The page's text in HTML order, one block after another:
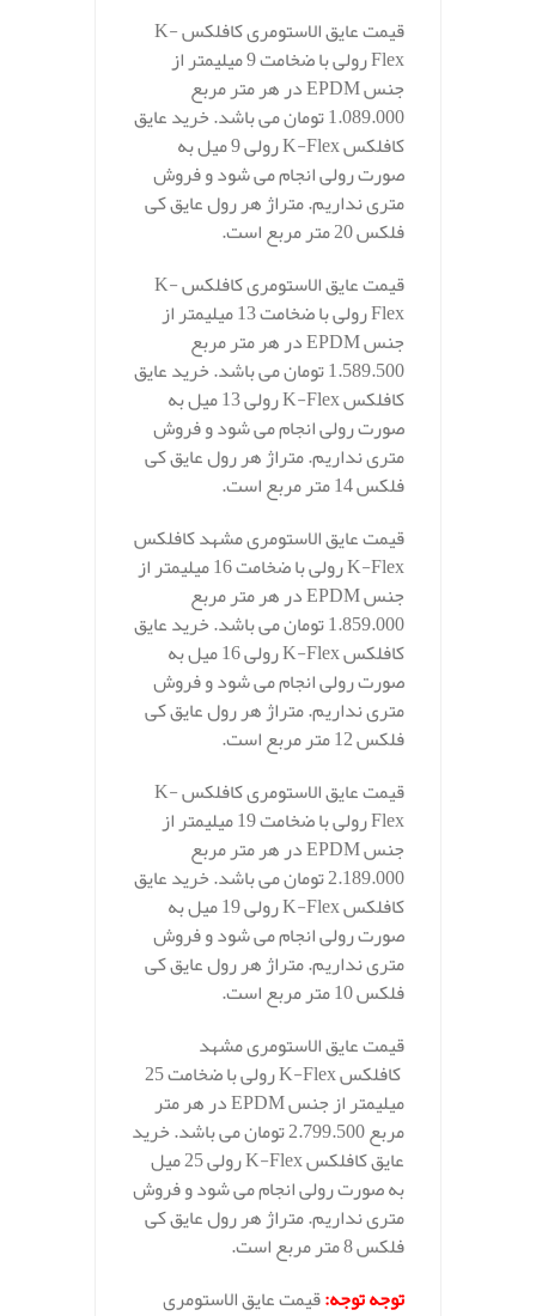
قیمت عایق الاستومری کافلکس K-
Flex رولی با ضخامت 9 میلیمتر از
جنس EPDM در هر متر مربع
1.089.000 تومان می باشد. خرید عایق
کافلکس K-Flex رولی 9 میل به
صورت رولی انجام می شود و فروش
متری نداریم. متراژ هر رول عایق کی
فلکس 20 متر مربع است.
قیمت عایق الاستومری کافلکس K-
Flex رولی با ضخامت 13 میلیمتر از
جنس EPDM در هر متر مربع
1.589.500 تومان می باشد. خرید عایق
کافلکس K-Flex رولی 13 میل به
صورت رولی انجام می شود و فروش
متری نداریم. متراژ هر رول عایق کی
فلکس 14 متر مربع است.
قیمت عایق الاستومری مشهد کافلکس
K-Flex رولی با ضخامت 16 میلیمتر از
جنس EPDM در هر متر مربع
1.859.000 تومان می باشد. خرید عایق
کافلکس K-Flex رولی 16 میل به
صورت رولی انجام می شود و فروش
متری نداریم. متراژ هر رول عایق کی
فلکس 12 متر مربع است.
قیمت عایق الاستومری کافلکس K-
Flex رولی با ضخامت 19 میلیمتر از
جنس EPDM در هر متر مربع
2.189.000 تومان می باشد. خرید عایق
کافلکس K-Flex رولی 19 میل به
صورت رولی انجام می شود و فروش
متری نداریم. متراژ هر رول عایق کی
فلکس 10 متر مربع است.
قیمت عایق الاستومری مشهد
کافلکس K-Flex رولی با ضخامت 25
میلیمتر از جنس EPDM در هر متر
مربع 2.799.500 تومان می باشد. خرید
عایق کافلکس K-Flex رولی 25 میل
به صورت رولی انجام می شود و فروش
متری نداریم. متراژ هر رول عایق کی
فلکس 8 متر مربع است.
توجه توجه:قیمت عایق الاستومری